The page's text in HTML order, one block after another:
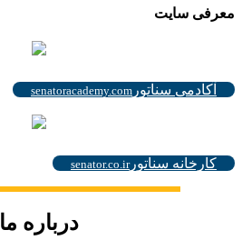
معرفی سایت
آکادمی سناتور senatoracademy.com
کارخانه سناتورsenator.co.ir
درباره ما